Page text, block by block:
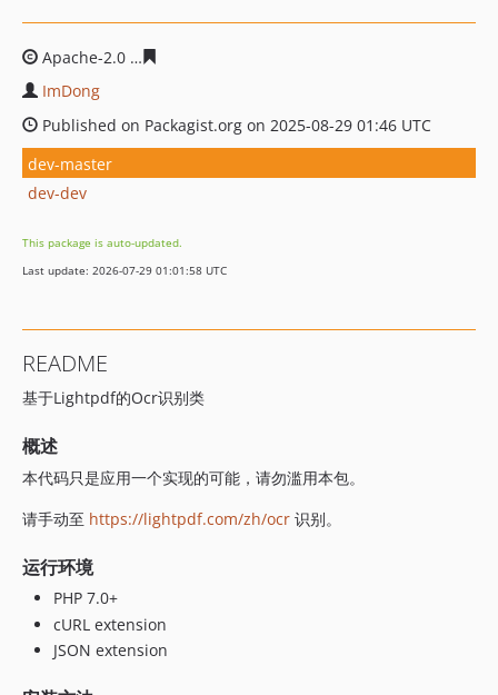
Apache-2.0
ImDong
Published on Packagist.org on 2025-08-29 01:46 UTC
dev-master
dev-dev
This package is auto-updated.
Last update: 2026-07-29 01:01:58 UTC
README
基于Lightpdf的Ocr识别类
概述
本代码只是应用一个实现的可能，请勿滥用本包。
请手动至 https://lightpdf.com/zh/ocr 识别。
运行环境
PHP 7.0+
cURL extension
JSON extension